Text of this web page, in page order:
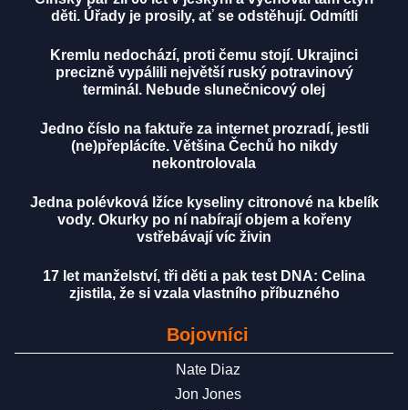
děti. Úřady je prosily, ať se odstěhují. Odmítli
Kremlu nedochází, proti čemu stojí. Ukrajinci
precizně vypálili největší ruský potravinový
terminál. Nebude slunečnicový olej
Jedno číslo na faktuře za internet prozradí, jestli
(ne)přeplácíte. Většina Čechů ho nikdy
nekontrolovala
Jedna polévková lžíce kyseliny citronové na kbelík
vody. Okurky po ní nabírají objem a kořeny
vstřebávají víc živin
17 let manželství, tři děti a pak test DNA: Celina
zjistila, že si vzala vlastního příbuzného
Bojovníci
Nate Diaz
Jon Jones